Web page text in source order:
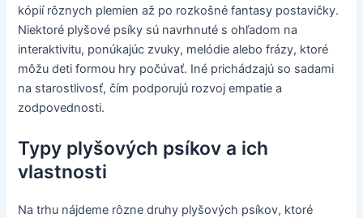
kópií rôznych plemien až po rozkošné fantasy postavičky.
Niektoré plyšové psíky sú navrhnuté s ohľadom na
interaktivitu, ponúkajúc zvuky, melódie alebo frázy, ktoré
môžu deti formou hry počúvať. Iné prichádzajú so sadami
na starostlivosť, čím podporujú rozvoj empatie a
zodpovednosti.
Typy plyšových psíkov a ich
vlastnosti
Na trhu nájdeme rôzne druhy plyšových psíkov, ktoré